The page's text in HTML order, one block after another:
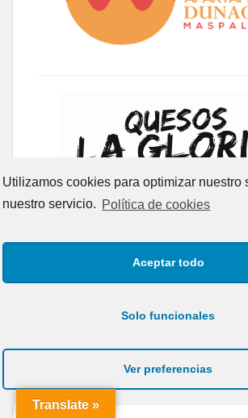
Utilizamos cookies para optimizar nuestro
nuestro servicio. Política de cookies
Aceptar todo
Solo funcionales
Ver preferencias
Translate »